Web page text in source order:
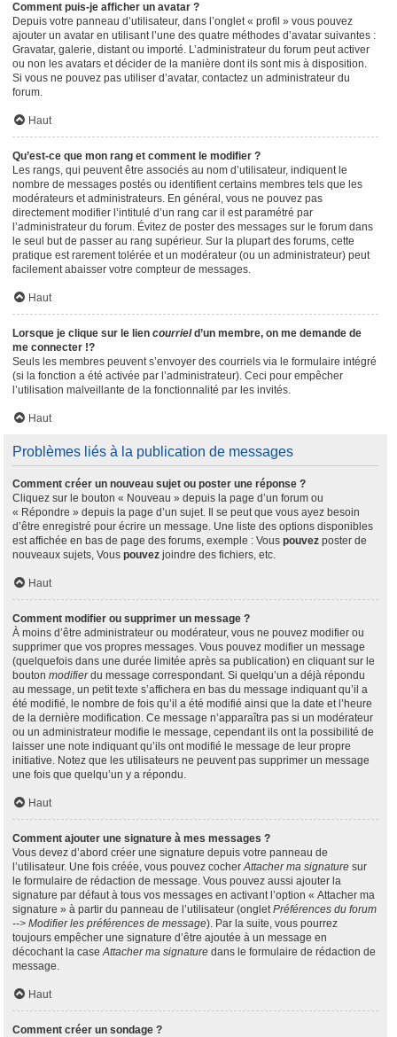
Comment puis-je afficher un avatar ?
Depuis votre panneau d’utilisateur, dans l’onglet « profil » vous pouvez
ajouter un avatar en utilisant l’une des quatre méthodes d’avatar suivantes :
Gravatar, galerie, distant ou importé. L’administrateur du forum peut activer
ou non les avatars et décider de la manière dont ils sont mis à disposition.
Si vous ne pouvez pas utiliser d’avatar, contactez un administrateur du
forum.
Haut
Qu’est-ce que mon rang et comment le modifier ?
Les rangs, qui peuvent être associés au nom d’utilisateur, indiquent le
nombre de messages postés ou identifient certains membres tels que les
modérateurs et administrateurs. En général, vous ne pouvez pas
directement modifier l’intitulé d’un rang car il est paramétré par
l’administrateur du forum. Évitez de poster des messages sur le forum dans
le seul but de passer au rang supérieur. Sur la plupart des forums, cette
pratique est rarement tolérée et un modérateur (ou un administrateur) peut
facilement abaisser votre compteur de messages.
Haut
Lorsque je clique sur le lien courrield’un membre, on me demande de
me connecter !?
Seuls les membres peuvent s’envoyer des courriels via le formulaire intégré
(si la fonction a été activée par l’administrateur). Ceci pour empêcher
l’utilisation malveillante de la fonctionnalité par les invités.
Haut
Problèmes liés à la publication de messages
Comment créer un nouveau sujet ou poster une réponse ?
Cliquez sur le bouton « Nouveau » depuis la page d’un forum ou
« Répondre » depuis la page d’un sujet. Il se peut que vous ayez besoin
d’être enregistré pour écrire un message. Une liste des options disponibles
est affichée en bas de page des forums, exemple : Vous pouvez poster de
nouveaux sujets, Vous pouvez joindre des fichiers, etc.
Haut
Comment modifier ou supprimer un message ?
À moins d’être administrateur ou modérateur, vous ne pouvez modifier ou
supprimer que vos propres messages. Vous pouvez modifier un message
(quelquefois dans une durée limitée après sa publication) en cliquant sur le
bouton modifierdu message correspondant. Si quelqu’un a déjà répondu
au message, un petit texte s’affichera en bas du message indiquant qu’il a
été modifié, le nombre de fois qu’il a été modifié ainsi que la date et l’heure
de la dernière modification. Ce message n’apparaîtra pas si un modérateur
ou un administrateur modifie le message, cependant ils ont la possibilité de
laisser une note indiquant qu’ils ont modifié le message de leur propre
initiative. Notez que les utilisateurs ne peuvent pas supprimer un message
une fois que quelqu’un y a répondu.
Haut
Comment ajouter une signature à mes messages ?
Vous devez d’abord créer une signature depuis votre panneau de
l’utilisateur. Une fois créée, vous pouvez cocherAttacher ma signature sur
le formulaire de rédaction de message. Vous pouvez aussi ajouter la
signature par défaut à tous vos messages en activant l’option « Attacher ma
signature » à partir du panneau de l’utilisateur (ongletPréférences du forum
--> Modifier les préférences de message). Par la suite, vous pourrez
toujours empêcher une signature d’être ajoutée à un message en
décochant la caseAttacher ma signature dans le formulaire de rédaction de
message.
Haut
Comment créer un sondage ?